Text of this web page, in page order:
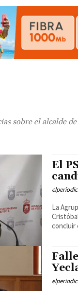
sobre el alcalde
El
La
concluir